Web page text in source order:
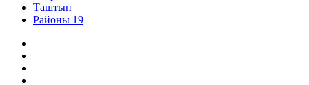
Таштып
Районы 19